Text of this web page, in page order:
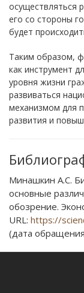
осуществляться
его со стороны
будет
Таким образом,
как инструмент
уровня жизни
развиваться
механизмом для
развития и
Минашкин А.С.
основные
обозрение.
URL: https://
(дата